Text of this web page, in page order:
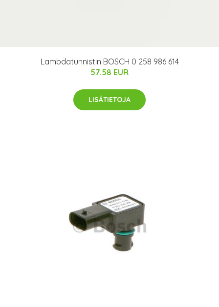
Lambdatunnistin BOSCH 0 258 986 614
57.58 EUR
LISÄTIETOJA